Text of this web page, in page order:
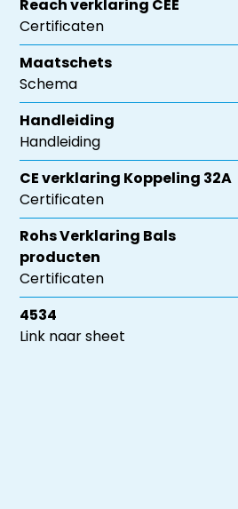
Reach verklaring CEE
Certificaten
Maatschets
Schema
Handleiding
Handleiding
CE verklaring Koppeling 32A
Certificaten
Rohs Verklaring Bals
producten
Certificaten
4534
Link naar sheet